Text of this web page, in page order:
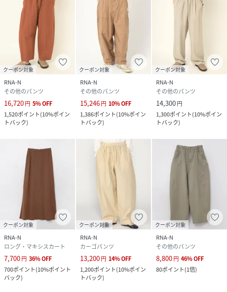
クーポン対象
RNA-N
その他のパンツ
16,720円 5%OFF
1,520ポイント(10%ポイン
トバック)
クーポン対象
RNA-N
その他のパンツ
15,246円 10%OFF
1,386ポイント(10%ポイン
トバック)
クーポン対象
RNA-N
その他のパンツ
14,300円
1,300ポイント(10%ポイン
トバック)
クーポン対象
RNA-N
ロング・マキシスカート
7,700円 36%OFF
700ポイント(10%ポイント
バック)
クーポン対象
RNA-N
カーゴパンツ
13,200円 14%OFF
1,200ポイント(10%ポイン
トバック)
クーポン対象
RNA-N
その他のパンツ
8,800円 46%OFF
80ポイント(1倍)